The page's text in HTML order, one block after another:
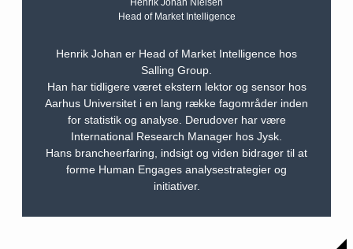
Henrik Johan Nielsen
Head of Market Intelligence
Henrik Johan er Head of Market Intelligence hos
Salling Group.
Han har tidligere været ekstern lektor og sensor hos
Aarhus Universitet i en lang række fagområder inden
for statistik og analyse. Derudover har være
International Research Manager hos Jysk.
Hans brancheerfaring, indsigt og viden bidrager til at
forme Human Engages analysestrategier og
initiativer.